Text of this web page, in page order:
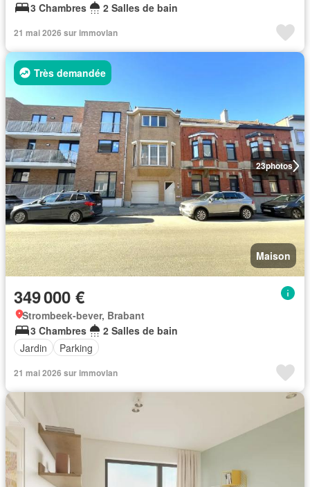
3 Chambres
2 Salles de bain
21 mai 2026 sur immovlan
23photos
Très demandée
Maison
349 000 €
Strombeek-bever, Brabant
3 Chambres
2 Salles de bain
Jardin
Parking
21 mai 2026 sur immovlan